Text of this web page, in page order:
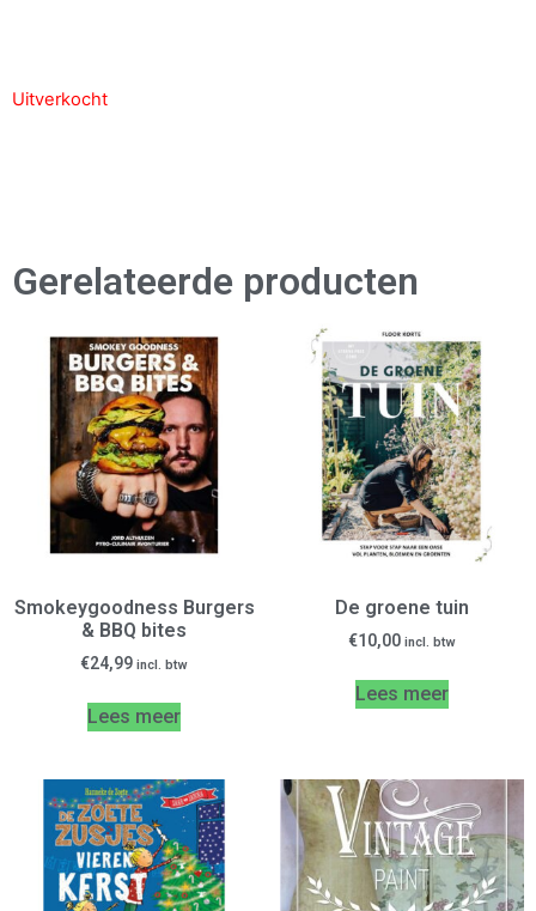
Uitverkocht
Gerelateerde producten
Smokeygoodness Burgers
& BBQ bites
€24,99 incl. btw
Lees meer
De groene tuin
€10,00 incl. btw
Lees meer